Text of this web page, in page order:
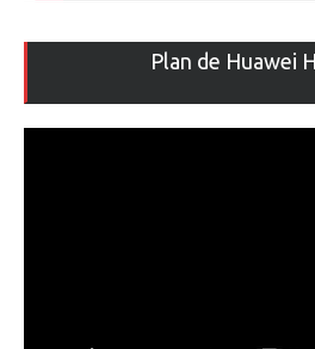
Plan de Huawei